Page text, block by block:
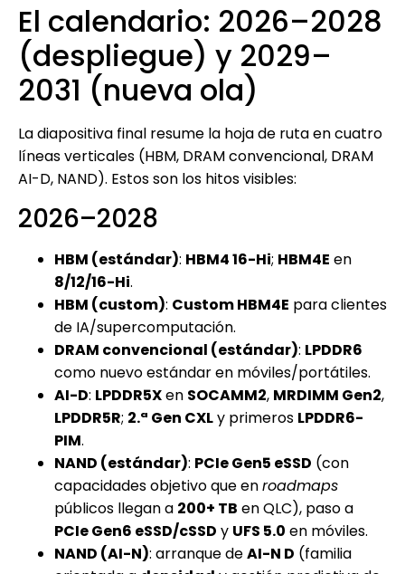
El calendario: 2026–2028
(despliegue) y 2029–
2031 (nueva ola)
La diapositiva final resume la hoja de ruta en cuatro
líneas verticales (HBM, DRAM convencional, DRAM
AI-D, NAND). Estos son los hitos visibles:
2026–2028
HBM (estándar): HBM4 16-Hi; HBM4E en
8/12/16-Hi.
HBM (custom): Custom HBM4E para clientes
de IA/supercomputación.
DRAM convencional (estándar): LPDDR6
como nuevo estándar en móviles/portátiles.
AI-D: LPDDR5Xen SOCAMM2, MRDIMM Gen2,
LPDDR5R; 2.ª Gen CXLy primeros LPDDR6-
PIM.
NAND (estándar): PCIe Gen5 eSSD (con
capacidades objetivo que enroadmaps
públicos llegan a 200+ TB en QLC), paso a
PCIe Gen6 eSSD/cSSD y UFS 5.0 en móviles.
NAND (AI-N): arranque deAI-N D (familia